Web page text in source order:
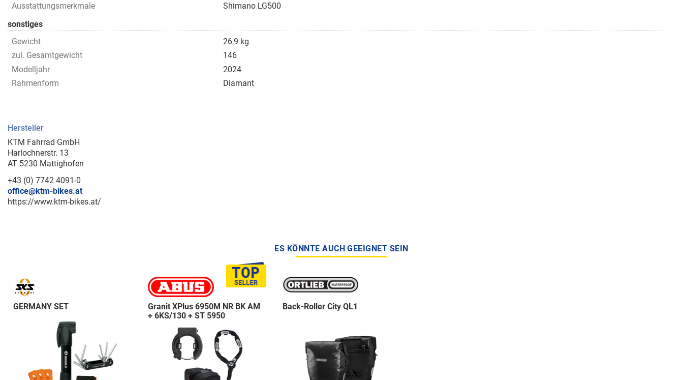
Ausstattungsmerkmale
Shimano LG500
sonstiges
Gewicht
26,9 kg
zul. Gesamtgewicht
146
Modelljahr
2024
Rahmenform
Diamant
Hersteller
KTM Fahrrad GmbH
Harlochnerstr. 13
AT 5230 Mattighofen
+43 (0) 7742 4091-0
office@ktm-bikes.at
https://www.ktm-bikes.at/
ES KÖNNTE AUCH GEEIGNET SEIN
GERMANY SET
Granit XPlus 6950M NR BK AM
+ 6KS/130 + ST 5950
Back-Roller City QL1